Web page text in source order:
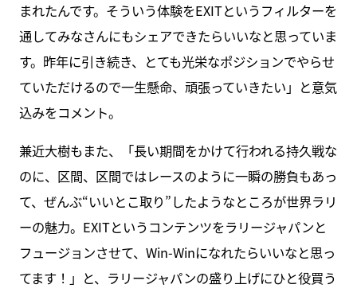
まれたんです。そういう体験をEXITというフィルターを
通してみなさんにもシェアできたらいいなと思っていま
す。昨年に引き続き、とても光栄なポジションでやらせ
ていただけるので一生懸命、頑張っていきたい」と意気
込みをコメント。
兼近大樹もまた、「長い期間をかけて行われる持久戦な
のに、区間、区間ではレースのように一瞬の勝負もあっ
て、ぜんぶ“いいとこ取り”したようなところが世界ラリ
ーの魅力。EXITというコンテンツをラリージャパンと
フュージョンさせて、Win-Winになれたらいいなと思っ
てます！」と、ラリージャパンの盛り上げにひと役買う